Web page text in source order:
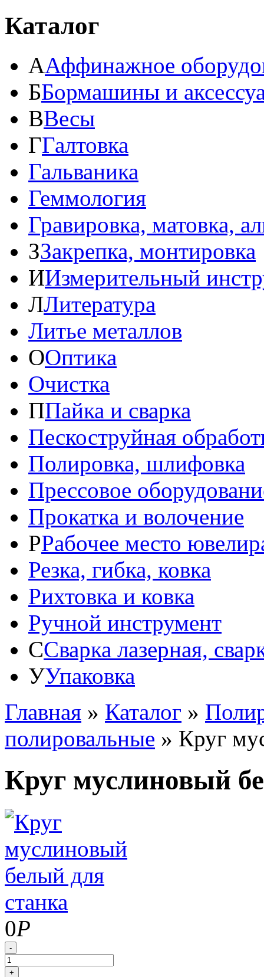
Каталог
ААффинажное
ББормашины и
ВВесы
ГГалтовка
Гальваника
Геммология
Гравировка, матовка,
ЗЗакрепка, монтировка
ИИзмерительный
ЛЛитература
Литье металлов
ООптика
Очистка
ППайка и сварка
Пескоструйная
Полировка, шлифовка
Прессовое
Прокатка и волочение
РРабочее место
Резка, гибка, ковка
Рихтовка и ковка
Ручной инструмент
ССварка лазерная,
УУпаковка
Главная » Каталог »
полировальные » Круг
Круг муслиновый
0Р
-
+